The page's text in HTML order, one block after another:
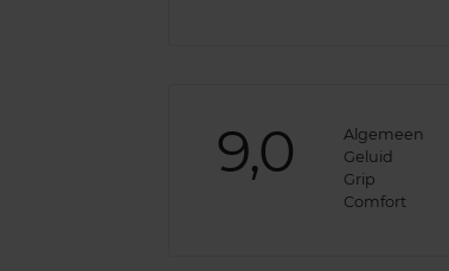
9,0 Algemeen
Geluid
Grip
Comfort